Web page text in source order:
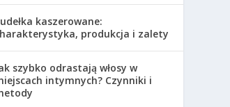
kaszerowane:
produkcja i zalety
szybko odrastają włosy w
intymnych? Czynniki i